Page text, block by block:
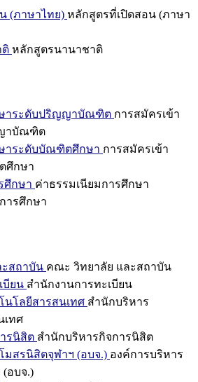
(ภาษาไทย) หลักสูตรที่เปิดสอน (ภาษา
ติ หลักสูตรนานาชาติ
ษาระดับปริญญาบัณฑิต การสมัครเข้า
าบัณฑิต
าระดับบัณฑิตศึกษา การสมัครเข้า
ศึกษา
ศึกษา ค่าธรรมเนียมการศึกษา
ารศึกษา
สถาบัน คณะ วิทยาลัย และสถาบัน
บียน สำนักงานการทะเบียน
นโลยีสารสนเทศ สำนักบริหาร
เทศ
รนิสิต สำนักบริหารกิจการนิสิต
มสรนิสิตจุฬาฯ (อบจ.) องค์การบริหาร
อบจ.)